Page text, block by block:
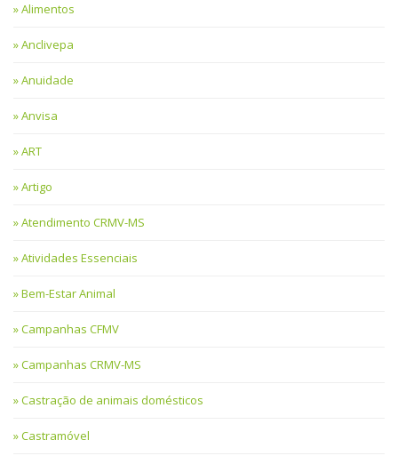
Alimentos
Anclivepa
Anuidade
Anvisa
ART
Artigo
Atendimento CRMV-MS
Atividades Essenciais
Bem-Estar Animal
Campanhas CFMV
Campanhas CRMV-MS
Castração de animais domésticos
Castramóvel